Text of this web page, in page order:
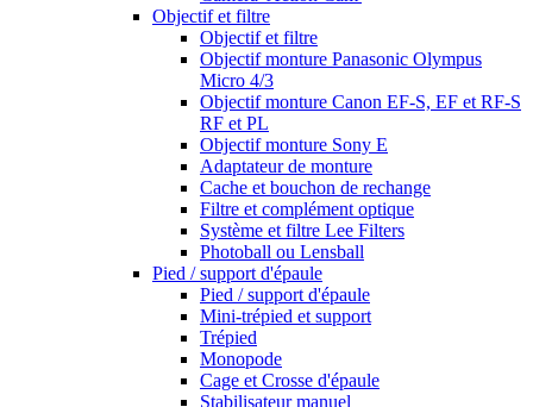
Objectif et filtre
Objectif et filtre
Objectif monture Panasonic Olympus
Micro 4/3
Objectif monture Canon EF-S, EF et RF-S
RF et PL
Objectif monture Sony E
Adaptateur de monture
Cache et bouchon de rechange
Filtre et complément optique
Système et filtre Lee Filters
Photoball ou Lensball
Pied / support d'épaule
Pied / support d'épaule
Mini-trépied et support
Trépied
Monopode
Cage et Crosse d'épaule
Stabilisateur manuel